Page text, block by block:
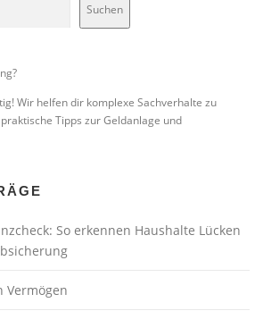
Suchen
Wir helfen dir komplexe Sachverhalte zu
Tipps zur Geldanlage und
So erkennen Haushalte Lücken
Vermögen